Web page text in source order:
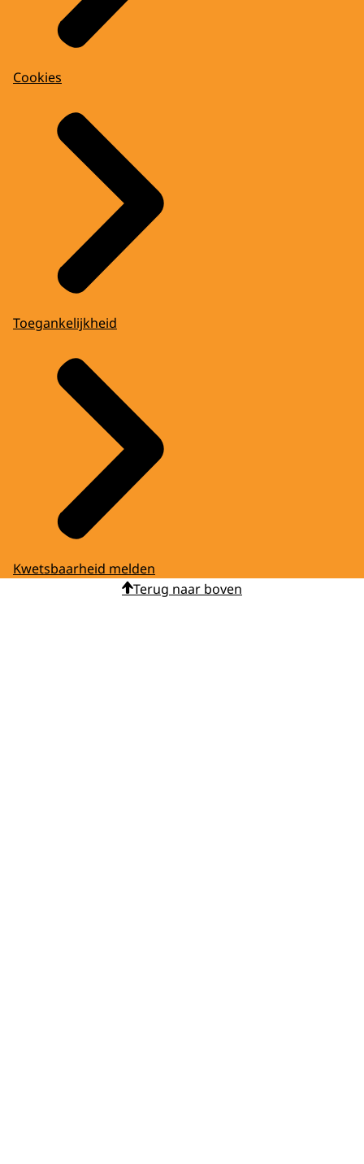
Cookies
Toegankelijkheid
Kwetsbaarheid melden
Terug naar boven